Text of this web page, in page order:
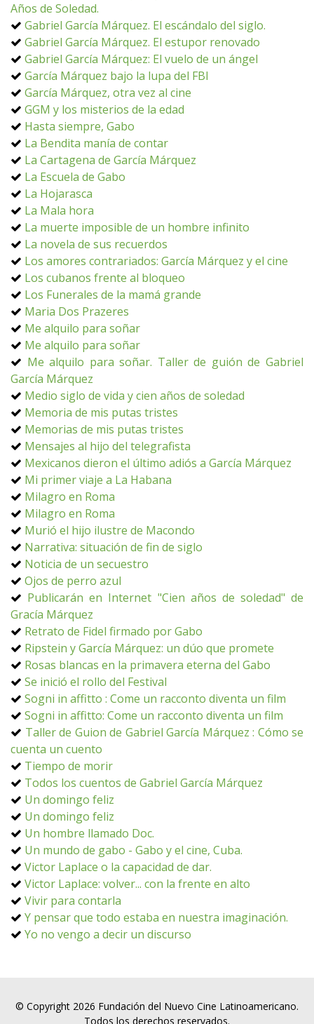
Años de Soledad.
Gabriel García Márquez. El escándalo del siglo.
Gabriel García Márquez. El estupor renovado
Gabriel García Márquez: El vuelo de un ángel
García Márquez bajo la lupa del FBI
García Márquez, otra vez al cine
GGM y los misterios de la edad
Hasta siempre, Gabo
La Bendita manía de contar
La Cartagena de García Márquez
La Escuela de Gabo
La Hojarasca
La Mala hora
La muerte imposible de un hombre infinito
La novela de sus recuerdos
Los amores contrariados: García Márquez y el cine
Los cubanos frente al bloqueo
Los Funerales de la mamá grande
Maria Dos Prazeres
Me alquilo para soñar
Me alquilo para soñar
Me alquilo para soñar. Taller de guión de Gabriel
García Márquez
Medio siglo de vida y cien años de soledad
Memoria de mis putas tristes
Memorias de mis putas tristes
Mensajes al hijo del telegrafista
Mexicanos dieron el último adiós a García Márquez
Mi primer viaje a La Habana
Milagro en Roma
Milagro en Roma
Murió el hijo ilustre de Macondo
Narrativa: situación de fin de siglo
Noticia de un secuestro
Ojos de perro azul
Publicarán en Internet "Cien años de soledad" de
Gracía Márquez
Retrato de Fidel firmado por Gabo
Ripstein y García Márquez: un dúo que promete
Rosas blancas en la primavera eterna del Gabo
Se inició el rollo del Festival
Sogni in affitto : Come un racconto diventa un film
Sogni in affitto: Come un racconto diventa un film
Taller de Guion de Gabriel García Márquez : Cómo se
cuenta un cuento
Tiempo de morir
Todos los cuentos de Gabriel García Márquez
Un domingo feliz
Un domingo feliz
Un hombre llamado Doc.
Un mundo de gabo - Gabo y el cine, Cuba.
Victor Laplace o la capacidad de dar.
Victor Laplace: volver... con la frente en alto
Vivir para contarla
Y pensar que todo estaba en nuestra imaginación.
Yo no vengo a decir un discurso
© Copyright 2026 Fundación del Nuevo Cine Latinoamericano.
Todos los derechos reservados.